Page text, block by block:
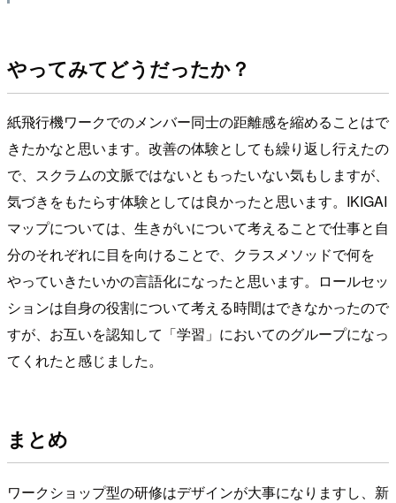
やってみてどうだったか？
紙飛行機ワークでのメンバー同士の距離感を縮めることはで
きたかなと思います。改善の体験としても繰り返し行えたの
で、スクラムの文脈ではないともったいない気もしますが、
気づきをもたらす体験としては良かったと思います。IKIGAI
マップについては、生きがいについて考えることで仕事と自
分のそれぞれに目を向けることで、クラスメソッドで何を
やっていきたいかの言語化になったと思います。ロールセッ
ションは自身の役割について考える時間はできなかったので
すが、お互いを認知して「学習」においてのグループになっ
てくれたと感じました。
まとめ
ワークショップ型の研修はデザインが大事になりますし、新